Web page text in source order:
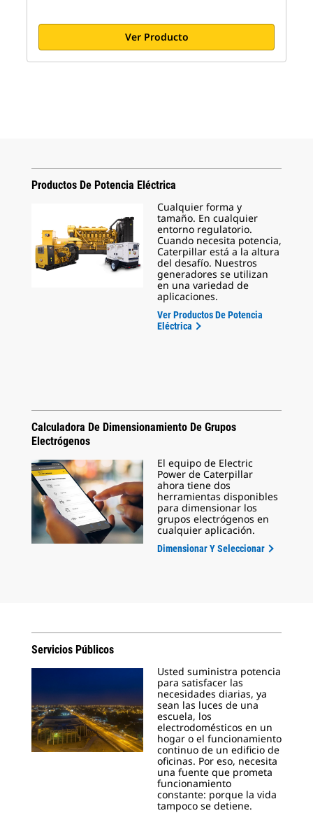
Ver Producto
Productos De Potencia Eléctrica
Cualquier forma y
tamaño. En cualquier
entorno regulatorio.
Cuando necesita potencia,
Caterpillar está a la altura
del desafío. Nuestros
generadores se utilizan
en una variedad de
aplicaciones.
Ver Productos De Potencia
Eléctrica
Calculadora De Dimensionamiento De Grupos
Electrógenos
El equipo de Electric
Power de Caterpillar
ahora tiene dos
herramientas disponibles
para dimensionar los
grupos electrógenos en
cualquier aplicación.
Dimensionar Y Seleccionar
Servicios Públicos
Usted suministra potencia
para satisfacer las
necesidades diarias, ya
sean las luces de una
escuela, los
electrodomésticos en un
hogar o el funcionamiento
continuo de un edificio de
oficinas. Por eso, necesita
una fuente que prometa
funcionamiento
constante: porque la vida
tampoco se detiene.